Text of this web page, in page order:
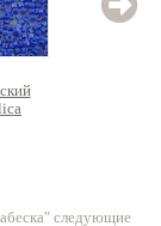
следующие